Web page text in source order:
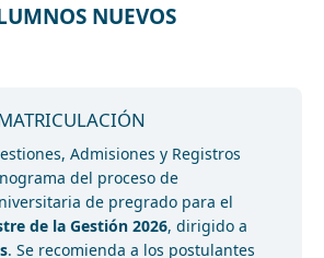
NUEVOS
Admisiones y Registros
del proceso de
de pregrado para el
de la Gestión 2026, dirigido a
. Se recomienda a los postulantes